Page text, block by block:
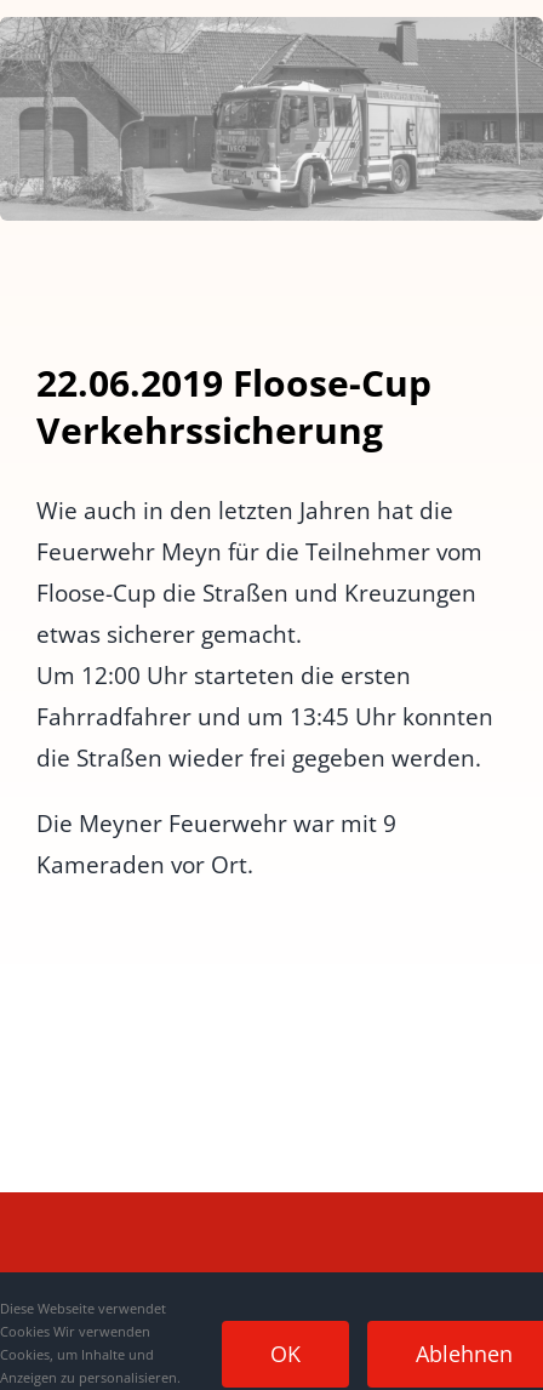
22.06.2019 Floose-Cup
Verkehrssicherung
Wie auch in den letzten Jahren hat die
Feuerwehr Meyn für die Teilnehmer vom
Floose-Cup die Straßen und Kreuzungen
etwas sicherer gemacht.
Um 12:00 Uhr starteten die ersten
Fahrradfahrer und um 13:45 Uhr konnten
die Straßen wieder frei gegeben werden.
Die Meyner Feuerwehr war mit 9
Kameraden vor Ort.
Diese Webseite verwendet
Cookies Wir verwenden
Cookies, um Inhalte und
Anzeigen zu personalisieren.
OK Ablehnen